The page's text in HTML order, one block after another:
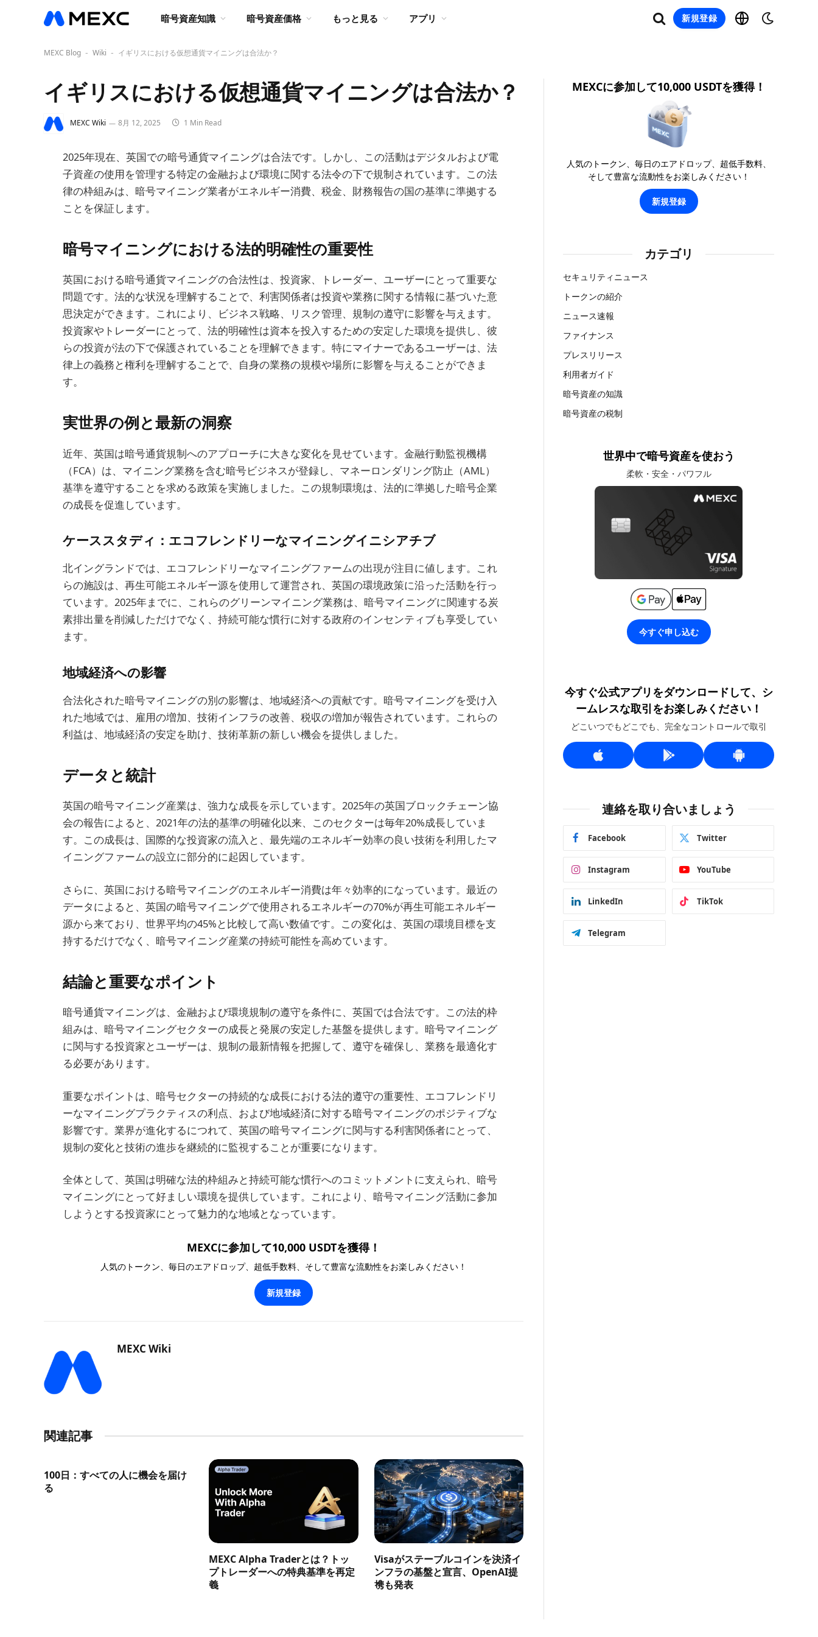
暗号資産知識 暗号資産価格 もっと見る アプリ 新規登録
MEXC Blog - Wiki - イギリスにおける仮想通貨マイニングは合法か？
イギリスにおける仮想通貨マイニングは合法か？
MEXC Wiki 8月 12, 2025 1 Min Read
2025年現在、英国での暗号通貨マイニングは合法です。しかし、この活動はデジタルおよび電
子資産の使用を管理する特定の金融および環境に関する法令の下で規制されています。この法
律の枠組みは、暗号マイニング業者がエネルギー消費、税金、財務報告の国の基準に準拠する
ことを保証します。
暗号マイニングにおける法的明確性の重要性
英国における暗号通貨マイニングの合法性は、投資家、トレーダー、ユーザーにとって重要な
問題です。法的な状況を理解することで、利害関係者は投資や業務に関する情報に基づいた意
思決定ができます。これにより、ビジネス戦略、リスク管理、規制の遵守に影響を与えます。
投資家やトレーダーにとって、法的明確性は資本を投入するための安定した環境を提供し、彼
らの投資が法の下で保護されていることを理解できます。特にマイナーであるユーザーは、法
律上の義務と権利を理解することで、自身の業務の規模や場所に影響を与えることができま
す。
実世界の例と最新の洞察
近年、英国は暗号通貨規制へのアプローチに大きな変化を見せています。金融行動監視機構
（FCA）は、マイニング業務を含む暗号ビジネスが登録し、マネーロンダリング防止（AML）
基準を遵守することを求める政策を実施しました。この規制環境は、法的に準拠した暗号企業
の成長を促進しています。
ケーススタディ：エコフレンドリーなマイニングイニシアチブ
北イングランドでは、エコフレンドリーなマイニングファームの出現が注目に値します。これ
らの施設は、再生可能エネルギー源を使用して運営され、英国の環境政策に沿った活動を行っ
ています。2025年までに、これらのグリーンマイニング業務は、暗号マイニングに関連する炭
素排出量を削減しただけでなく、持続可能な慣行に対する政府のインセンティブも享受してい
ます。
地域経済への影響
合法化された暗号マイニングの別の影響は、地域経済への貢献です。暗号マイニングを受け入
れた地域では、雇用の増加、技術インフラの改善、税収の増加が報告されています。これらの
利益は、地域経済の安定を助け、技術革新の新しい機会を提供しました。
データと統計
英国の暗号マイニング産業は、強力な成長を示しています。2025年の英国ブロックチェーン協
会の報告によると、2021年の法的基準の明確化以来、このセクターは毎年20%成長していま
す。この成長は、国際的な投資家の流入と、最先端のエネルギー効率の良い技術を利用したマ
イニングファームの設立に部分的に起因しています。
さらに、英国における暗号マイニングのエネルギー消費は年々効率的になっています。最近の
データによると、英国の暗号マイニングで使用されるエネルギーの70%が再生可能エネルギー
源から来ており、世界平均の45%と比較して高い数値です。この変化は、英国の環境目標を支
持するだけでなく、暗号マイニング産業の持続可能性を高めています。
結論と重要なポイント
暗号通貨マイニングは、金融および環境規制の遵守を条件に、英国では合法です。この法的枠
組みは、暗号マイニングセクターの成長と発展の安定した基盤を提供します。暗号マイニング
に関与する投資家とユーザーは、規制の最新情報を把握して、遵守を確保し、業務を最適化す
る必要があります。
重要なポイントは、暗号セクターの持続的な成長における法的遵守の重要性、エコフレンドリ
ーなマイニングプラクティスの利点、および地域経済に対する暗号マイニングのポジティブな
影響です。業界が進化するにつれて、英国の暗号マイニングに関与する利害関係者にとって、
規制の変化と技術の進歩を継続的に監視することが重要になります。
全体として、英国は明確な法的枠組みと持続可能な慣行へのコミットメントに支えられ、暗号
マイニングにとって好ましい環境を提供しています。これにより、暗号マイニング活動に参加
しようとする投資家にとって魅力的な地域となっています。
MEXCに参加して10,000 USDTを獲得！
人気のトークン、毎日のエアドロップ、超低手数料、そして豊富な流動性をお楽しみください！
新規登録
MEXC Wiki
関連記事
100日：すべての人に機会を届け
る
MEXC Alpha Traderとは？トッ
プトレーダーへの特典基準を再定
義
Visaがステーブルコインを決済イ
ンフラの基盤と宣言、OpenAI提
携も発表
MEXCに参加して10,000 USDTを獲得！
人気のトークン、毎日のエアドロップ、超低手数料、
そして豊富な流動性をお楽しみください！
新規登録
カテゴリ
セキュリティニュース
トークンの紹介
ニュース速報
ファイナンス
プレスリリース
利用者ガイド
暗号資産の知識
暗号資産の税制
世界中で暗号資産を使おう
柔軟・安全・パワフル
今すぐ申し込む
今すぐ公式アプリをダウンロードして、シ
ームレスな取引をお楽しみください！
どこいつでもどこでも、完全なコントロールで取引
連絡を取り合いましょう
Facebook Twitter
Instagram YouTube
LinkedIn TikTok
Telegram